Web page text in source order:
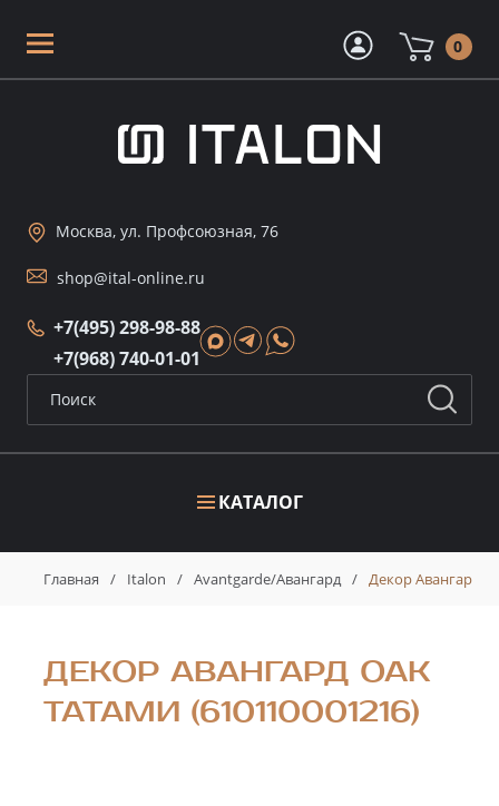
0
КАТАЛОГ
Москва, ул. Профсоюзная, 76
shop@ital-online.ru
+7(495) 298-98-88
+7(968) 740-01-01
Главная / Italon / Avantgarde/Авангард / Декор Авангард
ДЕКОР АВАНГАРД ОАК
ТАТАМИ (610110001216)